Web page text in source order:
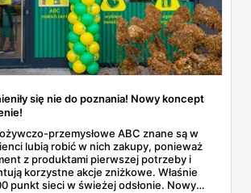
się nie do poznania! Nowy koncept
przemysłowe ABC znane są w
lubią robić w nich zakupy, ponieważ
z produktami pierwszej potrzeby i
korzystne akcje zniżkowe. Właśnie
punkt sieci w świeżej odsłonie. Nowy